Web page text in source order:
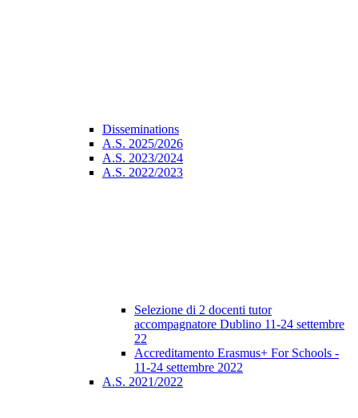
Disseminations
A.S. 2025/2026
A.S. 2023/2024
A.S. 2022/2023
Selezione di 2 docenti tutor
accompagnatore Dublino 11-24 settembre
22
Accreditamento Erasmus+ For Schools -
11-24 settembre 2022
A.S. 2021/2022